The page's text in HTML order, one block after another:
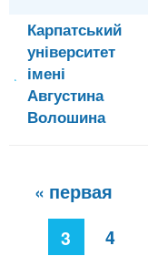
Карпатський
університет
імені
Августина
Волошина
« первая
3
4